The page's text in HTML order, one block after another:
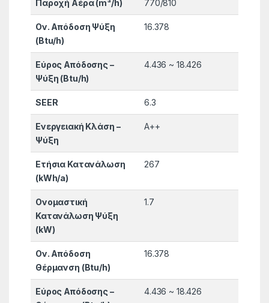
Παροχή Αέρα (m³/h) 770/810
Ον. Απόδοση Ψύξη
(Btu/h)
16.378
Εύρος Απόδοσης –
Ψύξη (Btu/h)
4.436 ~ 18.426
SEER 6.3
Ενεργειακή Κλάση –
Ψύξη
A++
Ετήσια Κατανάλωση
(kWh/a)
267
Ονομαστική
Κατανάλωση Ψύξη
(kW)
1.7
Ον. Απόδοση
Θέρμανση (Btu/h)
16.378
Εύρος Απόδοσης –
4.436 ~ 18.426